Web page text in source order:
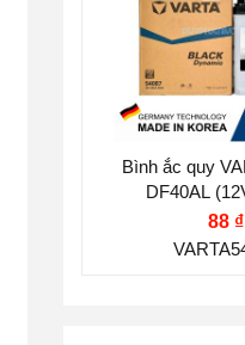
Điện thế (V):
Dòng khởi
350 A
Dung lượng
Công nghệ:
Miễn Bảo
Bình ắc quy
DF40AL
88 ₫